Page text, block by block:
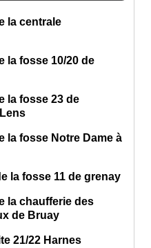
la centrale
la fosse 10/20 de
la fosse 23 de
la fosse Notre Dame à
la fosse 11 de grenay
la chaufferie des
de Bruay
21/22 Harnes